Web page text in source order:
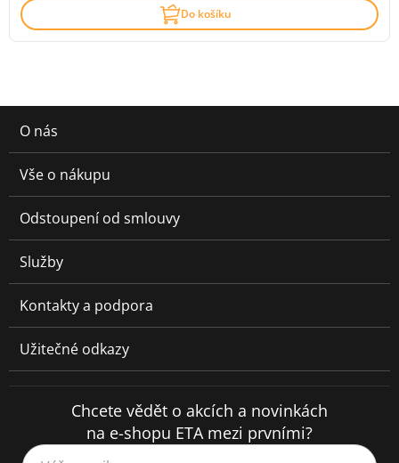
Do košíku
O nás
Vše o nákupu
Odstoupení od smlouvy
Služby
Kontakty a podpora
Užitečné odkazy
Chcete vědět o akcích a novinkách
na e-shopu ETA mezi prvními?
Váš e-mail